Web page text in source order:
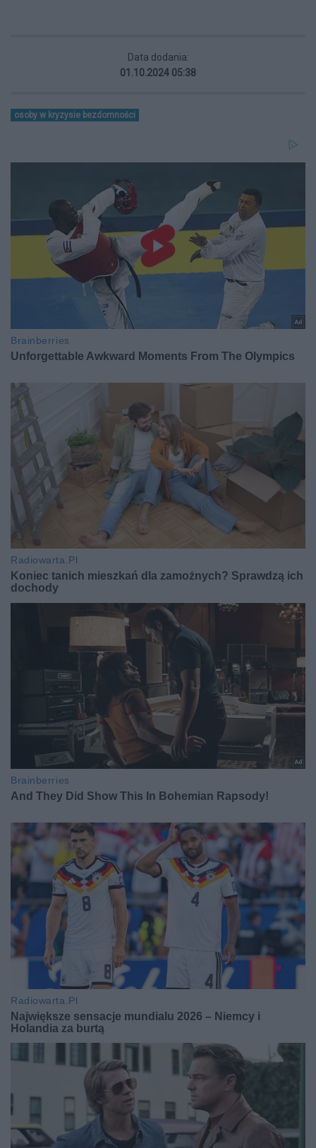
Data dodania:
01.10.2024 05:38
osoby w kryzysie bezdomności